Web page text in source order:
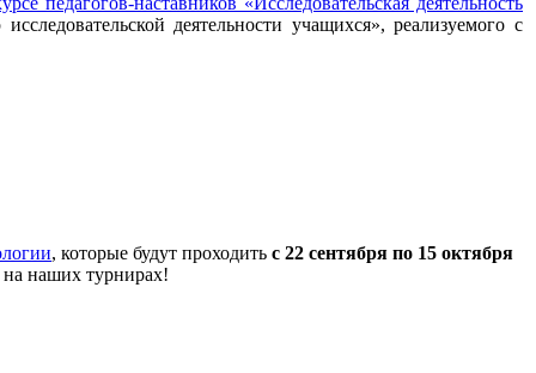
деятельности учащихся», реализуемого с
, которые будут проходить с 22 сентября по 15 октября
наших турнирах!